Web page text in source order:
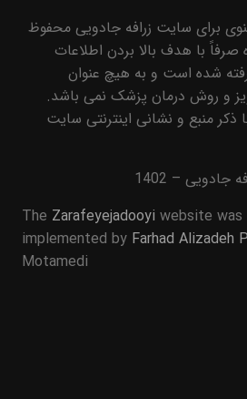
برای سایت زرافه جادویی محفوظ
با هدف بالا بردن اطلاعات
شده است و به هیچ عنوان
و روش درمان پزشک نمی باشد.
منبع و نشانی اینترنتی سایت
– 1402
The Zarafeyejadooyi website was
implemented by Farhad Alizadeh
Motamedi